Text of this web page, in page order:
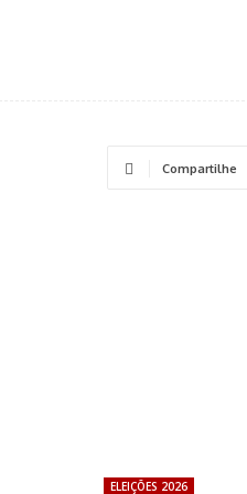
Compartilhe
ELEIÇÕES 2026